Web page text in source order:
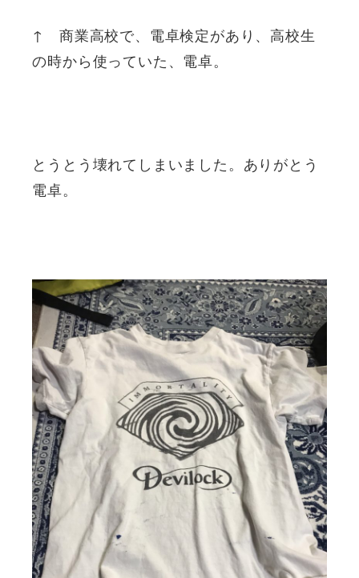
↑ 商業高校で、電卓検定があり、高校生
の時から使っていた、電卓。
とうとう壊れてしまいました。ありがとう
電卓。